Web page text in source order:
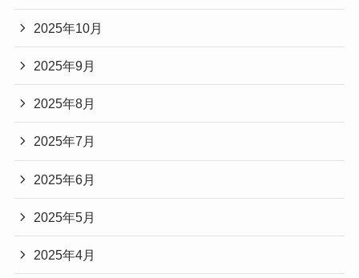
2025年10月
2025年9月
2025年8月
2025年7月
2025年6月
2025年5月
2025年4月